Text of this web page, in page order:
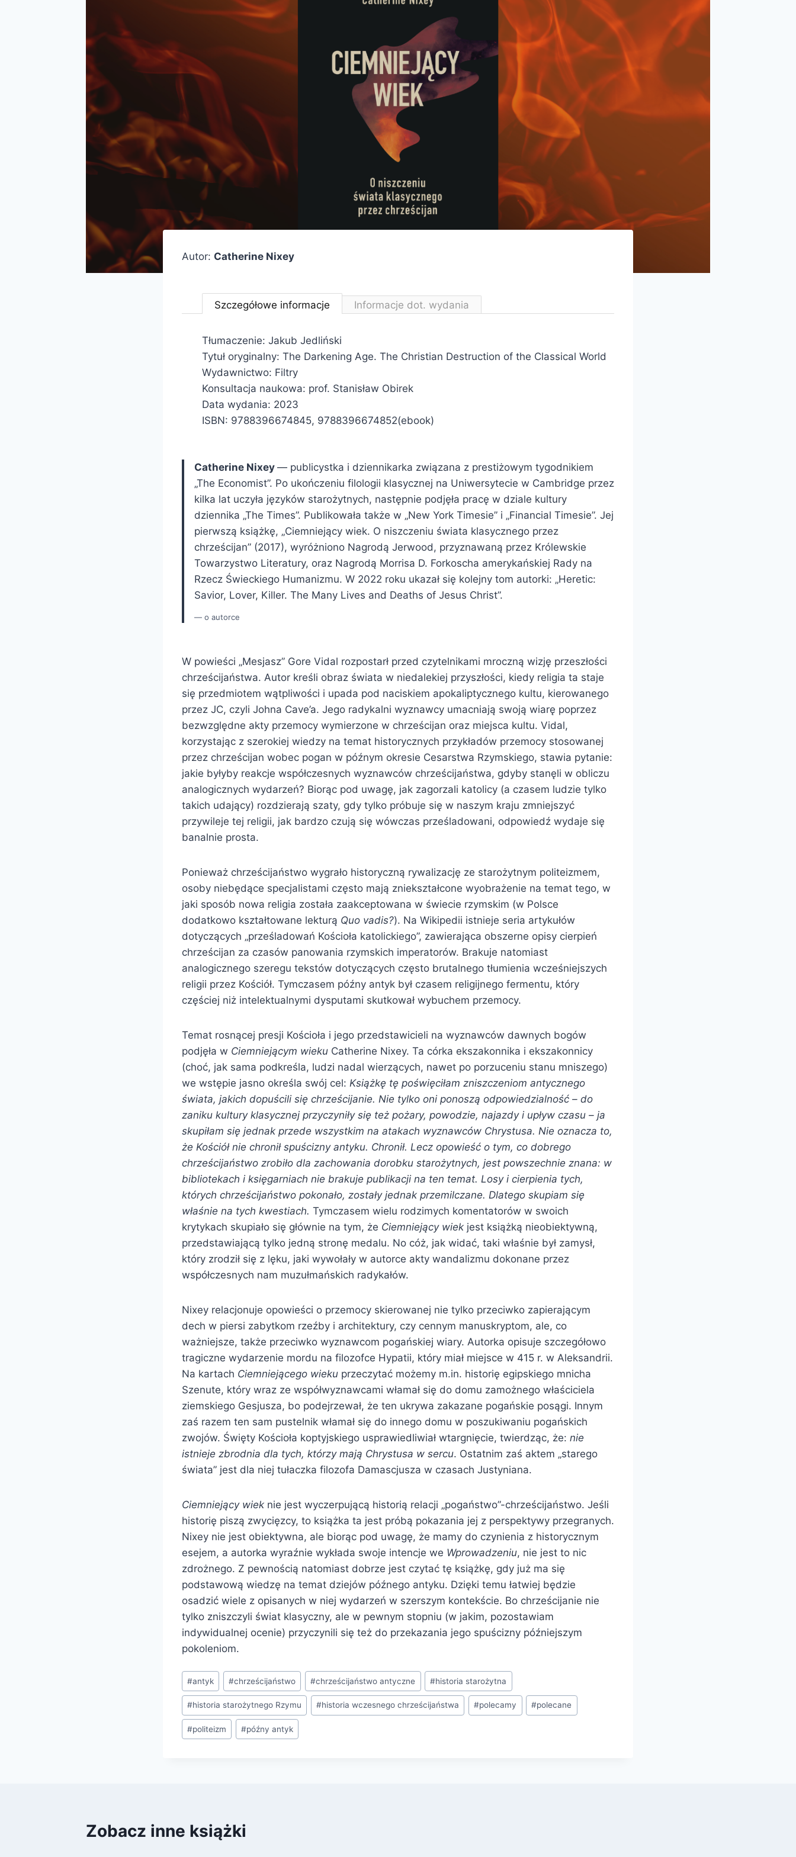
Autor: Catherine Nixey
Szczegółowe informacje Informacje dot. wydania
Tłumaczenie: Jakub Jedliński
Tytuł oryginalny: The Darkening Age. The Christian Destruction of the Classical World
Wydawnictwo: Filtry
Konsultacja naukowa: prof. Stanisław Obirek
Data wydania: 2023
ISBN: 9788396674845, 9788396674852(ebook)
Catherine Nixey — publicystka i dziennikarka związana z prestiżowym tygodnikiem
„The Economist”. Po ukończeniu filologii klasycznej na Uniwersytecie w Cambridge przez
kilka lat uczyła języków starożytnych, następnie podjęła pracę w dziale kultury
dziennika „The Times”. Publikowała także w „New York Timesie” i „Financial Timesie”. Jej
pierwszą książkę, „Ciemniejący wiek. O niszczeniu świata klasycznego przez
chrześcijan” (2017), wyróżniono Nagrodą Jerwood, przyznawaną przez Królewskie
Towarzystwo Literatury, oraz Nagrodą Morrisa D. Forkoscha amerykańskiej Rady na
Rzecz Świeckiego Humanizmu. W 2022 roku ukazał się kolejny tom autorki: „Heretic:
Savior, Lover, Killer. The Many Lives and Deaths of Jesus Christ”.
o autorce
W powieści „Mesjasz” Gore Vidal rozpostarł przed czytelnikami mroczną wizję przeszłości
chrześcijaństwa. Autor kreśli obraz świata w niedalekiej przyszłości, kiedy religia ta staje
się przedmiotem wątpliwości i upada pod naciskiem apokaliptycznego kultu, kierowanego
przez JC, czyli Johna Cave’a. Jego radykalni wyznawcy umacniają swoją wiarę poprzez
bezwzględne akty przemocy wymierzone w chrześcijan oraz miejsca kultu. Vidal,
korzystając z szerokiej wiedzy na temat historycznych przykładów przemocy stosowanej
przez chrześcijan wobec pogan w późnym okresie Cesarstwa Rzymskiego, stawia pytanie:
jakie byłyby reakcje współczesnych wyznawców chrześcijaństwa, gdyby stanęli w obliczu
analogicznych wydarzeń? Biorąc pod uwagę, jak zagorzali katolicy (a czasem ludzie tylko
takich udający) rozdzierają szaty, gdy tylko próbuje się w naszym kraju zmniejszyć
przywileje tej religii, jak bardzo czują się wówczas prześladowani, odpowiedź wydaje się
banalnie prosta.
Ponieważ chrześcijaństwo wygrało historyczną rywalizację ze starożytnym politeizmem,
osoby niebędące specjalistami często mają zniekształcone wyobrażenie na temat tego, w
jaki sposób nowa religia została zaakceptowana w świecie rzymskim (w Polsce
dodatkowo kształtowane lekturą Quo vadis?). Na Wikipedii istnieje seria artykułów
dotyczących „prześladowań Kościoła katolickiego”, zawierająca obszerne opisy cierpień
chrześcijan za czasów panowania rzymskich imperatorów. Brakuje natomiast
analogicznego szeregu tekstów dotyczących często brutalnego tłumienia wcześniejszych
religii przez Kościół. Tymczasem późny antyk był czasem religijnego fermentu, który
częściej niż intelektualnymi dysputami skutkował wybuchem przemocy.
Temat rosnącej presji Kościoła i jego przedstawicieli na wyznawców dawnych bogów
podjęła w Ciemniejącym wieku Catherine Nixey. Ta córka ekszakonnika i ekszakonnicy
(choć, jak sama podkreśla, ludzi nadal wierzących, nawet po porzuceniu stanu mniszego)
we wstępie jasno określa swój cel: Książkę tę poświęciłam zniszczeniom antycznego
świata, jakich dopuścili się chrześcijanie. Nie tylko oni ponoszą odpowiedzialność – do
zaniku kultury klasycznej przyczyniły się też pożary, powodzie, najazdy i upływ czasu – ja
skupiłam się jednak przede wszystkim na atakach wyznawców Chrystusa. Nie oznacza to,
że Kościół nie chronił spuścizny antyku. Chronił. Lecz opowieść o tym, co dobrego
chrześcijaństwo zrobiło dla zachowania dorobku starożytnych, jest powszechnie znana: w
bibliotekach i księgarniach nie brakuje publikacji na ten temat. Losy i cierpienia tych,
których chrześcijaństwo pokonało, zostały jednak przemilczane. Dlatego skupiam się
właśnie na tych kwestiach. Tymczasem wielu rodzimych komentatorów w swoich
krytykach skupiało się głównie na tym, że Ciemniejący wiek jest książką nieobiektywną,
przedstawiającą tylko jedną stronę medalu. No cóż, jak widać, taki właśnie był zamysł,
który zrodził się z lęku, jaki wywołały w autorce akty wandalizmu dokonane przez
współczesnych nam muzułmańskich radykałów.
Nixey relacjonuje opowieści o przemocy skierowanej nie tylko przeciwko zapierającym
dech w piersi zabytkom rzeźby i architektury, czy cennym manuskryptom, ale, co
ważniejsze, także przeciwko wyznawcom pogańskiej wiary. Autorka opisuje szczegółowo
tragiczne wydarzenie mordu na filozofce Hypatii, który miał miejsce w 415 r. w Aleksandrii.
Na kartach Ciemniejącego wieku przeczytać możemy m.in. historię egipskiego mnicha
Szenute, który wraz ze współwyznawcami włamał się do domu zamożnego właściciela
ziemskiego Gesjusza, bo podejrzewał, że ten ukrywa zakazane pogańskie posągi. Innym
zaś razem ten sam pustelnik włamał się do innego domu w poszukiwaniu pogańskich
zwojów. Święty Kościoła koptyjskiego usprawiedliwiał wtargnięcie, twierdząc, że: nie
istnieje zbrodnia dla tych, którzy mają Chrystusa w sercu. Ostatnim zaś aktem „starego
świata” jest dla niej tułaczka filozofa Damascjusza w czasach Justyniana.
Ciemniejący wiek nie jest wyczerpującą historią relacji „pogaństwo”-chrześcijaństwo. Jeśli
historię piszą zwycięzcy, to książka ta jest próbą pokazania jej z perspektywy przegranych.
Nixey nie jest obiektywna, ale biorąc pod uwagę, że mamy do czynienia z historycznym
esejem, a autorka wyraźnie wykłada swoje intencje we Wprowadzeniu, nie jest to nic
zdrożnego. Z pewnością natomiast dobrze jest czytać tę książkę, gdy już ma się
podstawową wiedzę na temat dziejów późnego antyku. Dzięki temu łatwiej będzie
osadzić wiele z opisanych w niej wydarzeń w szerszym kontekście. Bo chrześcijanie nie
tylko zniszczyli świat klasyczny, ale w pewnym stopniu (w jakim, pozostawiam
indywidualnej ocenie) przyczynili się też do przekazania jego spuścizny późniejszym
pokoleniom.
Tagi
wpisu:
#antyk #chrześcijaństwo #chrześcijaństwo antyczne #historia starożytna
#historia starożytnego Rzymu #historia wczesnego chrześcijaństwa #polecamy #polecane
#politeizm #późny antyk
Zobacz inne książki